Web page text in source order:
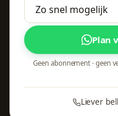
Plan
Geen abonnement · geen
Liever